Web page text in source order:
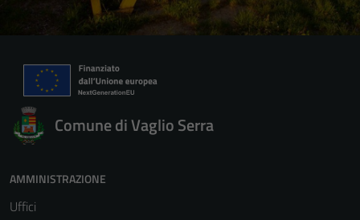
Comune di Vaglio Serra
AMMINISTRAZIONE
Uffici